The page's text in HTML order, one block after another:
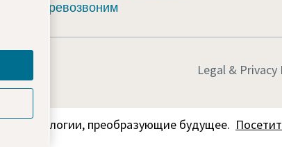
перевозвоним
Legal & Privacy
технологии, преобразующие будущее.